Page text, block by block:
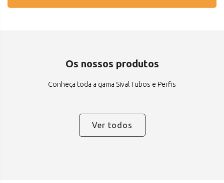
Os nossos produtos
Conheça toda a gama Sival Tubos e Perfis
Ver todos